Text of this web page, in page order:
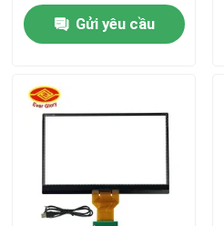
Video
Về chúng tôi
Tham quan nhà máy
Kiểm soát chất lượng
RoHS chứng nhận
Gửi yêu cầu